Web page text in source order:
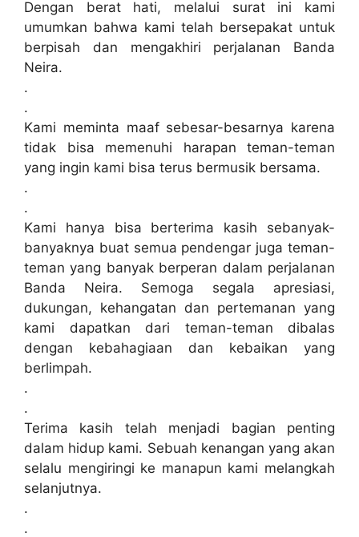
Dengan berat hati, melalui surat ini kami
umumkan bahwa kami telah bersepakat untuk
berpisah dan mengakhiri perjalanan Banda
Neira.
.
.
Kami meminta maaf sebesar-besarnya karena
tidak bisa memenuhi harapan teman-teman
yang ingin kami bisa terus bermusik bersama.
.
.
Kami hanya bisa berterima kasih sebanyak-
banyaknya buat semua pendengar juga teman-
teman yang banyak berperan dalam perjalanan
Banda Neira. Semoga segala apresiasi,
dukungan, kehangatan dan pertemanan yang
kami dapatkan dari teman-teman dibalas
dengan kebahagiaan dan kebaikan yang
berlimpah.
.
.
Terima kasih telah menjadi bagian penting
dalam hidup kami. Sebuah kenangan yang akan
selalu mengiringi ke manapun kami melangkah
selanjutnya.
.
.